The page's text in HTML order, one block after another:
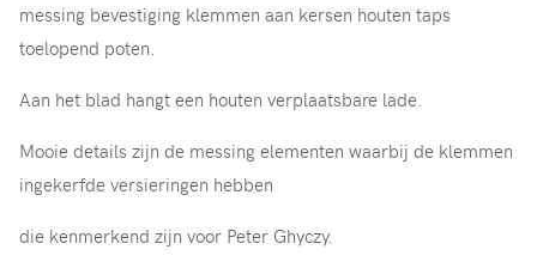
messing bevestiging klemmen aan kersen houten taps
toelopend poten.
Aan het blad hangt een houten verplaatsbare lade.
Mooie details zijn de messing elementen waarbij de klemmen
ingekerfde versieringen hebben
die kenmerkend zijn voor Peter Ghyczy.